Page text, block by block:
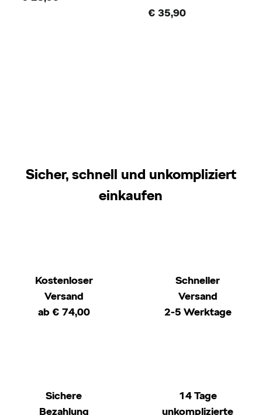
€ 35,90
Sicher, schnell und unkompliziert
einkaufen
Kostenloser
Versand
ab € 74,00
Schneller
Versand
2-5 Werktage
Sichere
Bezahlung
14 Tage
unkomplizierte